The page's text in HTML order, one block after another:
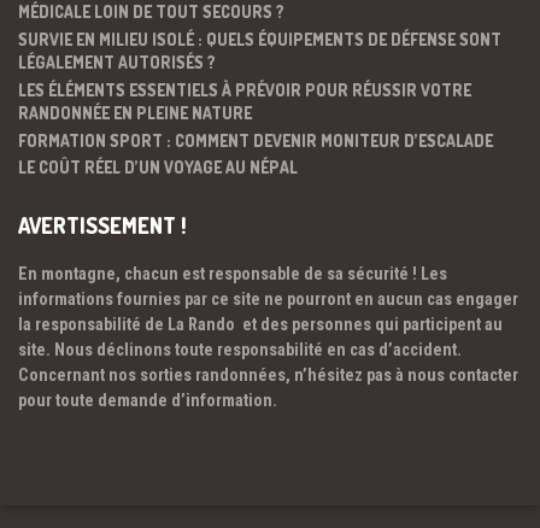
MÉDICALE LOIN DE TOUT SECOURS ?
SURVIE EN MILIEU ISOLÉ : QUELS ÉQUIPEMENTS DE DÉFENSE SONT
LÉGALEMENT AUTORISÉS ?
LES ÉLÉMENTS ESSENTIELS À PRÉVOIR POUR RÉUSSIR VOTRE
RANDONNÉE EN PLEINE NATURE
FORMATION SPORT : COMMENT DEVENIR MONITEUR D’ESCALADE
LE COÛT RÉEL D’UN VOYAGE AU NÉPAL
AVERTISSEMENT !
En montagne, chacun est responsable de sa sécurité ! Les
informations fournies par ce site ne pourront en aucun cas engager
la responsabilité de La Rando et des personnes qui participent au
site. Nous déclinons toute responsabilité en cas d’accident.
Concernant nos sorties randonnées, n’hésitez pas à nous contacter
pour toute demande d’information.